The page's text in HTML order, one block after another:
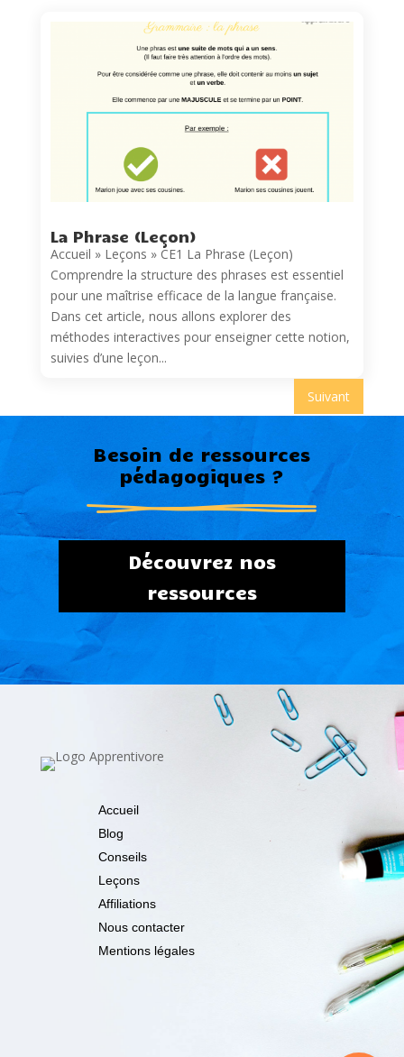
La Phrase (Leçon)
Accueil » Leçons » CE1 La Phrase (Leçon)
Comprendre la structure des phrases est essentiel
pour une maîtrise efficace de la langue française.
Dans cet article, nous allons explorer des
méthodes interactives pour enseigner cette notion,
suivies d’une leçon...
Suivant
Besoin de ressources
pédagogiques ?
Découvrez nos
ressources
Accueil
Blog
Conseils
Leçons
Affiliations
Nous contacter
Mentions légales